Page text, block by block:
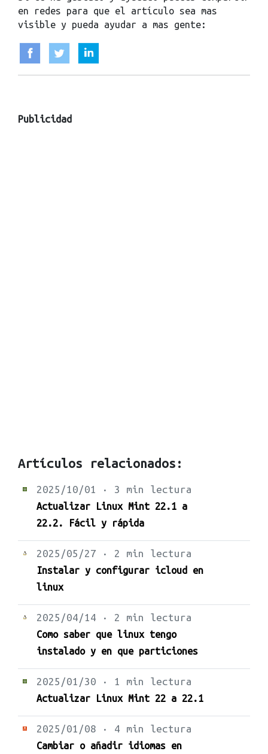
en redes para que el artículo sea mas
visible y pueda ayudar a mas gente:
Publicidad
Artículos relacionados:
2025/10/01 · 3 min lectura
Actualizar Linux Mint 22.1 a
22.2. Fácil y rápida
2025/05/27 · 2 min lectura
Instalar y configurar icloud en
linux
2025/04/14 · 2 min lectura
Como saber que linux tengo
instalado y en que particiones
2025/01/30 · 1 min lectura
Actualizar Linux Mint 22 a 22.1
2025/01/08 · 4 min lectura
Cambiar o añadir idiomas en